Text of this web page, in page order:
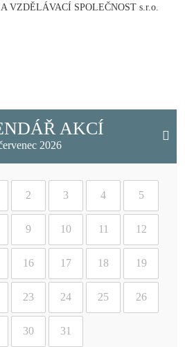
AKCÍ
2026
2 3 4 5
9 10 11 12
16 17 18 19
23 24 25 26
30 31